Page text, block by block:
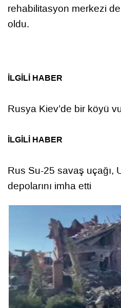
rehabilitasyon merkezi de
oldu.
İLGİLİ HABER
Rusya Kiev’de bir köyü
İLGİLİ HABER
Rus Su-25 savaş uçağı,
depolarını imha etti